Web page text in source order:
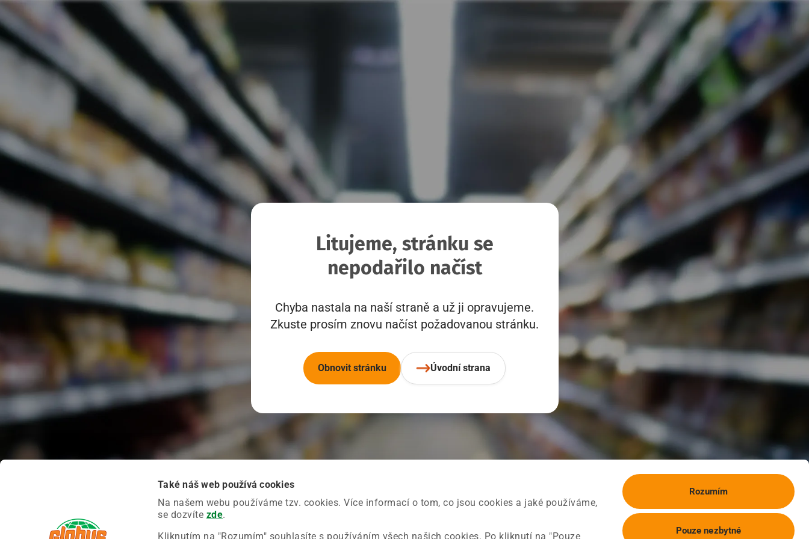
Také náš web používá cookies
Na našem webu používáme tzv. cookies. Více informací o tom, co jsou cookies a jaké používáme,
se dozvíte zde.
Kliknutím na "Rozumím" souhlasíte s používáním všech našich cookies. Po kliknutí na "Pouze
Rozumím
Pouze nezbytné
Litujeme, stránku se
nepodařilo načíst
Chyba nastala na naší straně a už ji opravujeme.
Zkuste prosím znovu načíst požadovanou stránku.
Obnovit stránku Úvodní strana